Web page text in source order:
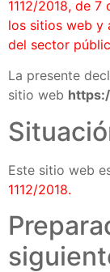
1112/2018, de
los sitios web y
del sector
La presente
sitio web
Este sitio web
1112/2018.